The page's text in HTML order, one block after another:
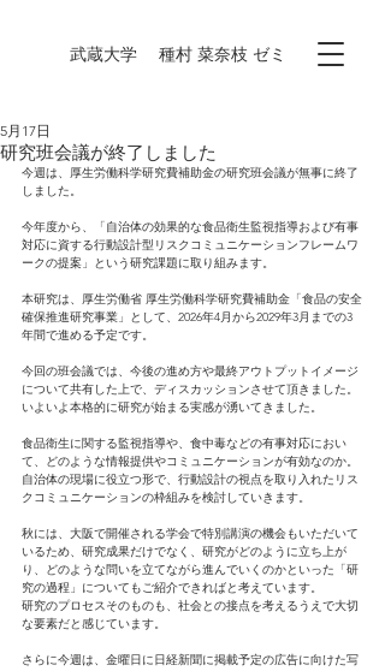
​武蔵大学 種村 菜奈枝 ゼミ
研究班会議が終了しました
5月17日
今週は、厚生労働科学研究費補助金の研究班会議が無事に終了
しました。
今年度から、「自治体の効果的な食品衛生監視指導および有事
対応に資する行動設計型リスクコミュニケーションフレームワ
ークの提案」という研究課題に取り組みます。
本研究は、厚生労働省 厚生労働科学研究費補助金「食品の安全
確保推進研究事業」として、2026年4月から2029年3月までの3
年間で進める予定です。
今回の班会議では、今後の進め方や最終アウトプットイメージ
について共有した上で、ディスカッションさせて頂きました。
いよいよ本格的に研究が始まる実感が湧いてきました。
食品衛生に関する監視指導や、食中毒などの有事対応におい
て、どのような情報提供やコミュニケーションが有効なのか。
自治体の現場に役立つ形で、行動設計の視点を取り入れたリス
クコミュニケーションの枠組みを検討していきます。
秋には、大阪で開催される学会で特別講演の機会もいただいて
いるため、研究成果だけでなく、研究がどのように立ち上が
り、どのような問いを立てながら進んでいくのかといった「研
究の過程」についてもご紹介できればと考えています。
研究のプロセスそのものも、社会との接点を考えるうえで大切
な要素だと感じています。
さらに今週は、金曜日に日経新聞に掲載予定の広告に向けた写